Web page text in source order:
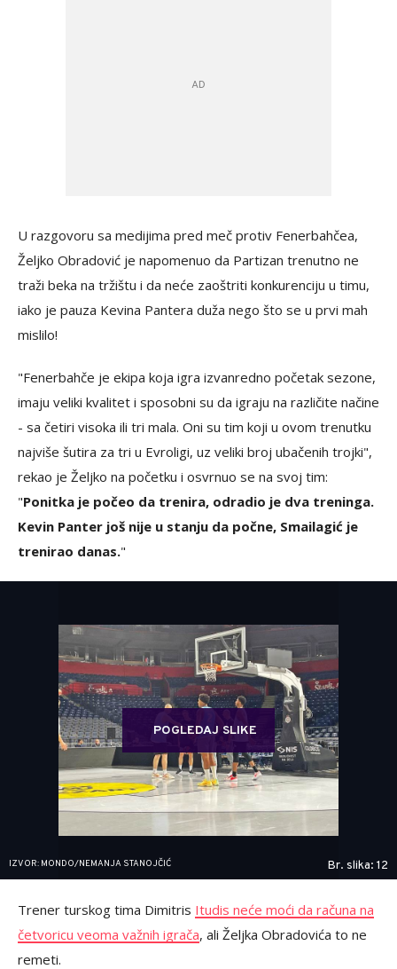
U razgovoru sa medijima pred meč protiv Fenerbahčea,
Željko Obradović je napomenuo da Partizan trenutno ne
traži beka na tržištu i da neće zaoštriti konkurenciju u timu,
iako je pauza Kevina Pantera duža nego što se u prvi mah
mislilo!
"Fenerbahče je ekipa koja igra izvanredno početak sezone,
imaju veliki kvalitet i sposobni su da igraju na različite načine
- sa četiri visoka ili tri mala. Oni su tim koji u ovom trenutku
najviše šutira za tri u Evroligi, uz veliki broj ubačenih trojki",
rekao je Željko na početku i osvrnuo se na svoj tim:
"Ponitka je počeo da trenira, odradio je dva treninga.
Kevin Panter još nije u stanju da počne, Smailagić je
trenirao danas."
POGLEDAJ SLIKE
IZVOR: MONDO/NEMANJA STANOJČIĆ Br. slika: 12
Trener turskog tima Dimitris Itudis neće moći da računa na
četvoricu veoma važnih igrača, ali Željka Obradovića to ne
remeti.